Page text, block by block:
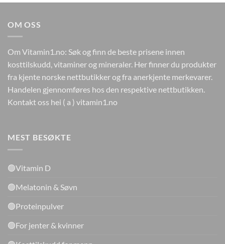
var:
er:
OM OSS
Om Vitamin1.no: Søk og finn de beste prisene innen
kosttilskudd, vitaminer og mineraler. Her finner du produkter
fra kjente norske nettbutikker og fra anerkjente merkevarer.
Handelen gjennomføres hos den respektive nettbutikken.
Kontakt oss hei ( a ) vitamin1.no
MEST BESØKTE
🟢Vitamin D
🟢Melatonin & Søvn
🟢Proteinpulver
🟢For jenter & kvinner